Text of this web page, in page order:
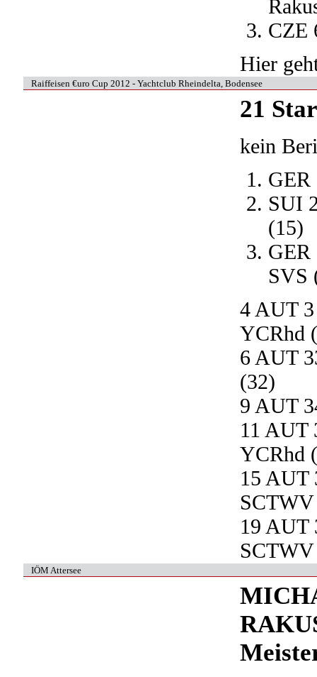
CZE
Hier
Raiffeisen €uro Cup 2012 - Yachtclub Rheindelta, Bodensee
21
kein
GER
SUI
(15)
GER
SVS
4 AUT 3
YCRhd
6 AUT
(32)
9 AUT
11 AUT
YCRhd
15 AUT
19 AUT
IÖM Attersee